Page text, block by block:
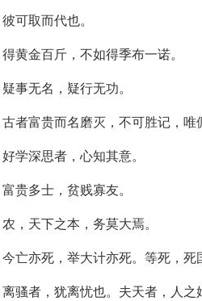
彼可取而代也。
得黄金百斤，不如得季布一诺。
疑事无名，疑行无功。
古者富贵而名磨灭，不可胜记，唯
好学深思者，心知其意。
富贵多士，贫贱寡友。
农，天下之本，务莫大焉。
今亡亦死，举大计亦死。等死，死
离骚者，犹离忧也。夫天者，人